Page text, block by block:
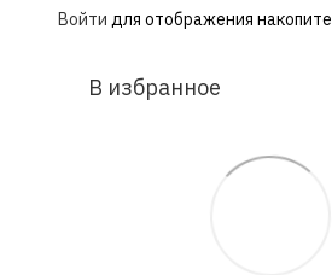
Войти для отображения
В избранное